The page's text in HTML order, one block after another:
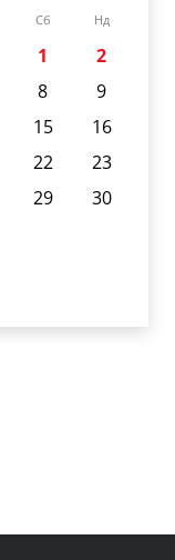
Сб Нд
1
2
8
9
15
16
22
23
29
30